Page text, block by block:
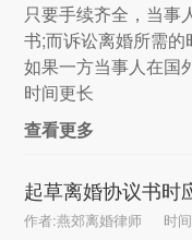
只要手续齐全，当事
书;而诉讼离婚所需的
如果一方当事人在国
时间更长
查看更多
起草离婚协议书时
作者:燕郊离婚律师 时